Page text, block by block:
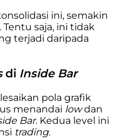
ini, semakin
saja, ini tidak
terjadi daripada
di Inside Bar
pola grafik
menandai lowdan
Bar. Kedua level ini
trading.